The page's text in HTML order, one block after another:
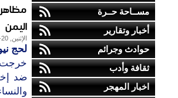
مســاحة حــرة
أخبار وتقارير
حوادث وجرائم
ثقافة وأدب
اخبار المهجر
اليمن
الإثنين, 20-يوليو-2015
لحج
خرجت
ضد